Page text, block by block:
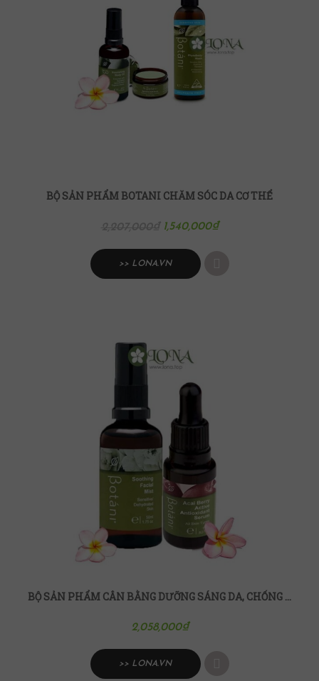
BỘ SẢN PHẨM BOTANI CHĂM SÓC DA CƠ THỂ
1,540,000₫
>> LONA.VN
BỘ SẢN PHẨM CÂN BẰNG DƯỠNG SÁNG DA, CHỐNG LÃO HÓA BOTANI
2,058,000₫
>> LONA.VN